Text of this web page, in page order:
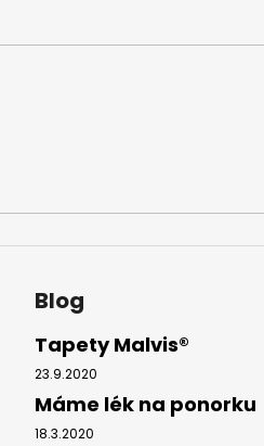
Blog
Tapety Malvis®
23.9.2020
Máme lék na ponorku
18.3.2020